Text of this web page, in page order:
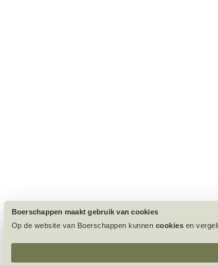
Boerschappen maakt gebruik van cookies
Op de website van Boerschappen kunnen cookies en